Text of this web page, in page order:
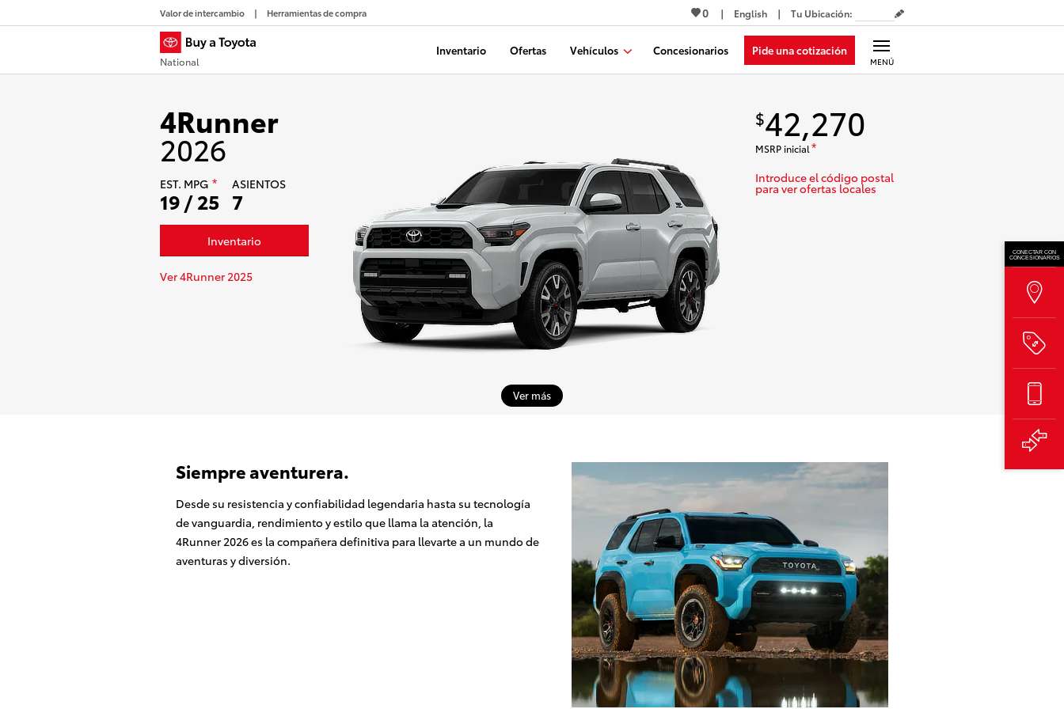
Valor de intercambio Herramientas de compra 0 English Tu Ubicación:
National
Inventario Ofertas Vehículos Concesionarios Pide una cotización
MENÚ
4Runner
2026
EST. MPG * ASIENTOS
19 / 25 7
Inventario
Ver 4Runner 2025
Ver más
$42,270
MSRP inicial*
Introduce el código postal
para ver ofertas locales
Siempre aventurera.
Desde su resistencia y confiabilidad legendaria hasta su tecnología
de vanguardia, rendimiento y estilo que llama la atención, la
4Runner 2026 es la compañera definitiva para llevarte a un mundo de
aventuras y diversión.
CONECTAR CON
CONCESIONARIOS